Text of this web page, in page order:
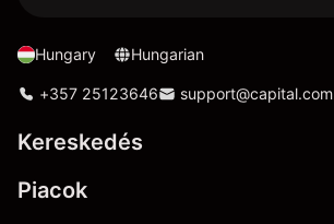
Hungary Hungarian
+357 25123646 support@capital.com
Kereskedés
Piacok